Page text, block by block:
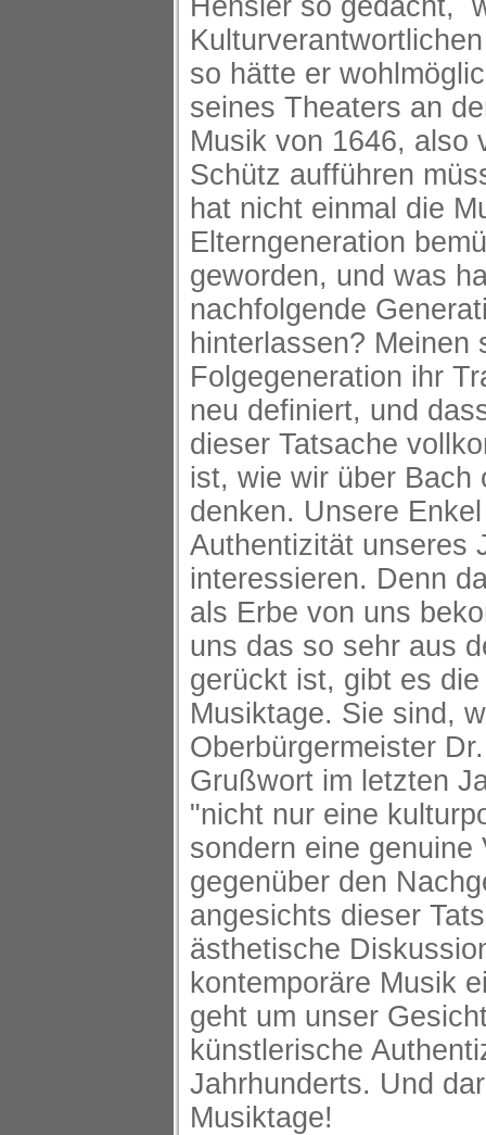
so hätte er
seines Theaters an
Musik von 1646, also
Schütz aufführen
hat nicht einmal die
Elterngeneration
geworden, und was
nachfolgende
hinterlassen? Meinen
Folgegeneration ihr
neu definiert, und
dieser Tatsache
ist, wie wir über Bach
denken. Unsere
Authentizität unseres
interessieren. Denn
als Erbe von uns
uns das so sehr aus
gerückt ist, gibt es
Musiktage. Sie sind,
Oberbürgermeister
Grußwort im letzten
"nicht nur eine
sondern eine genuine
gegenüber den
angesichts dieser
ästhetische
kontemporäre Musik
geht um unser
künstlerische
Jahrhunderts. Und
Musiktage!